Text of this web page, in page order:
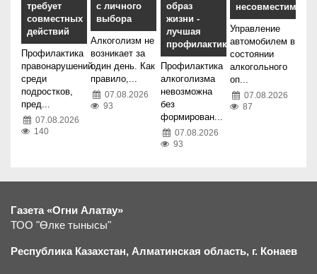
требует
совместных
действий
Профилактика
правонарушений
среди
подростков,
пред...
07.08.2026
140
с личного
выбора
Алкоголизм не
возникает за
один день. Как
правило,...
07.08.2026
93
образ
жизни -
лучшая
профилактика
Профилактика
алкоголизма
невозможна
без
формирован...
07.08.2026
93
несовместимы
Управление
автомобилем в
состоянии
алкогольного
оп...
07.08.2026
87
Газета «Огни Алатау»
ТОО "Өлке тынысы"
Республика Казахстан, Алматинская область, г. Конаев